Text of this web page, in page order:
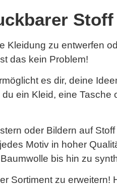
Kleidung zu entwerfen
das kein Problem!
es dir, deine
ein Kleid, eine
oder Bildern auf
Motiv in hoher
bis hin zu
Sortiment zu